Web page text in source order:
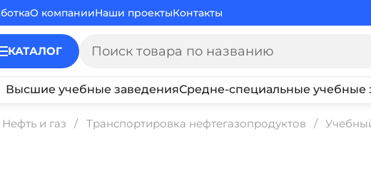
О компанииНаши проектыКонтакты
КАТАЛОГ
Высшие учебные заведенияСредне-специальные учебные
Нефть и газ Транспортировка нефтегазопродуктов